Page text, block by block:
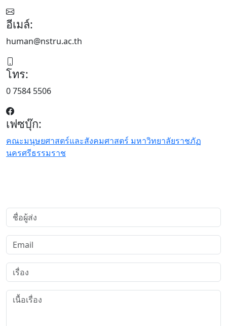
อีเมล์:
human@nstru.ac.th
โทร:
0 7584 5506
เฟซบุ๊ก:
คณะมนุษยศาสตร์และสังคมศาสตร์ มหาวิทยาลัยราชภัฏ
นครศรีธรรมราช